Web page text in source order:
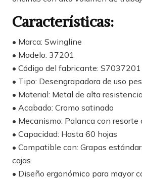
Características:
• Marca: Swingline
• Modelo: 37201
• Código del fabricante: S7037201
• Tipo: Desengrapadora de uso
• Material: Metal de alta
• Acabado: Cromo satinado
• Mecanismo: Palanca con resorte
• Capacidad: Hasta 60 hojas
• Compatible con: Grapas
cajas
• Diseño ergonómico para mayor